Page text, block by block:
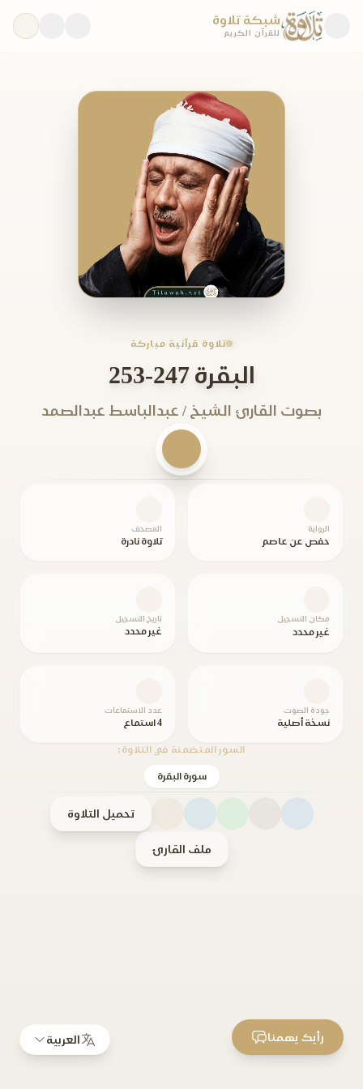
شبكة تلاوة
للقرآن الكريم
تلاوة قرآنية مباركة
البقرة 247-253
بصوت القارئ الشيخ / عبدالباسط عبدالصمد
الرواية
حفص عن عاصم
المصحف
تلاوة نادرة
مكان التسجيل
غير محدد
تاريخ التسجيل
غير محدد
جودة الصوت
نسخة أصلية
عدد الاستماعات
4 استماع
السور المتضمنة في التلاوة:
سورة البقرة
تحميل التلاوة
ملف القارئ
العربية رأيك يهمنا